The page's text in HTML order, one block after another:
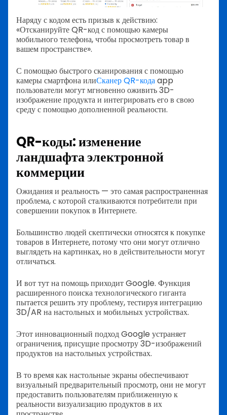
Наряду с кодом есть призыв к действию:
«Отсканируйте QR-код с помощью камеры
мобильного телефона, чтобы просмотреть товар в
вашем пространстве».
С помощью быстрого сканирования с помощью
камеры смартфона илиСканер QR-кодаapp
пользователи могут мгновенно оживить 3D-
изображение продукта и интегрировать его в свою
среду с помощью дополненной реальности.
QR-коды: изменение
ландшафта электронной
коммерции
Ожидания и реальность — это самая распространенная
проблема, с которой сталкиваются потребители при
совершении покупок в Интернете.
Большинство людей скептически относятся к покупке
товаров в Интернете, потому что они могут отлично
выглядеть на картинках, но в действительности могут
отличаться.
И вот тут на помощь приходит Google. Функция
расширенного поиска технологического гиганта
пытается решить эту проблему, тестируя интеграцию
3D/AR на настольных и мобильных устройствах.
Этот инновационный подход Google устраняет
ограничения, присущие просмотру 3D-изображений
продуктов на настольных устройствах.
В то время как настольные экраны обеспечивают
визуальный предварительный просмотр, они не могут
предоставить пользователям приближенную к
реальности визуализацию продуктов в их